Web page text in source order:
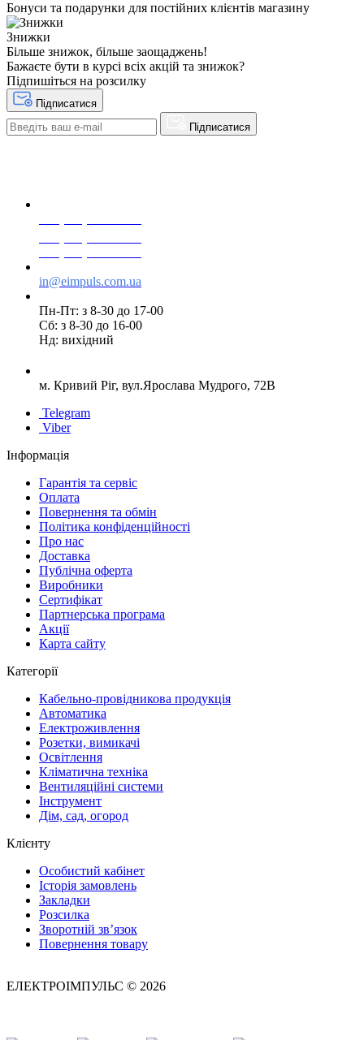
Бонуси та подарунки для постійних клієнтів магазину
Знижки
Більше знижок, більше заощаджень!
Бажаєте бути в курсі всіх акцій та знижок?
Підпишіться на розсилку
Підписатися
Підписатися
in@eimpuls.com.ua
Пн-Пт: з 8-30 до 17-00
Сб: з 8-30 до 16-00
Нд: вихідний
м. Кривий Ріг, вул.Ярослава Мудрого, 72В
Telegram
Viber
Інформація
Гарантія та сервіс
Оплата
Повернення та обмін
Політика конфіденційності
Про нас
Доставка
Публічна оферта
Виробники
Сертифікат
Партнерська програма
Акції
Карта сайту
Категорії
Кабельно-провідникова продукція
Автоматика
Електроживлення
Розетки, вимикачі
Освітлення
Кліматична техніка
Вентиляційні системи
Інструмент
Дім, сад, огород
Клієнту
Особистий кабінет
Історія замовлень
Закладки
Розсилка
Зворотній зв’язок
Повернення товару
ЕЛЕКТРОІМПУЛЬС © 2026